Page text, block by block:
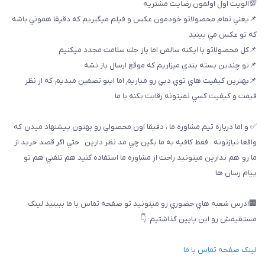
💯الويت اول اولمون رضايت مشتريه
📌يعني تمام محصولاتو خودمون عكس و فيلم ميگيريم كه دقيقا هموني باشه
كه تو عكس مي بينيد
📌كل محصولاتو با ايكنه سالمن اما باز چك سلامت مجدد ميكنيم
📌تو چندين بسته بندي ميزاريم كه موقع ارسال باز نشه
📌بهترين كيفيت هاي توي دبي رو مياريم اما اينو تضمين ميديم كه از نظر
قيمت و كيفيت كسي نميتونه رقابت بكنه با ما
✅ و اما درباره تيم مشاوره ما ، دقيقا اون محصولي رو بهتون پيشنهاد ميدن كه
واقعا نيازتونه . فقط كافيه به ما بگين چي مد نظر دارين . حتي اگر قصد خريد از
ما رو هم ندارين ميتونيد راحت از مشاوره ما استفاده كنيد هم تلفني هم تو
پيام رسان ها
🏢ادرس شعبه هاي حضوري رو ميتونيد تو صفحه تماس با ما ببینيد لینک
مستقیمش رو این پایین گذاشتیم: 👇
لینک صفحه تماس با ما